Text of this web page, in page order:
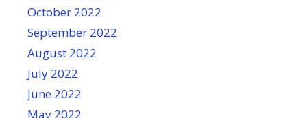
October 2022
September 2022
August 2022
July 2022
June 2022
May 2022